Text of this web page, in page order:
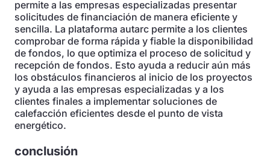
permite a las empresas especializadas presentar
solicitudes de financiación de manera eficiente y
sencilla. La plataforma autarc permite a los clientes
comprobar de forma rápida y fiable la disponibilidad
de fondos, lo que optimiza el proceso de solicitud y
recepción de fondos. Esto ayuda a reducir aún más
los obstáculos financieros al inicio de los proyectos
y ayuda a las empresas especializadas y a los
clientes finales a implementar soluciones de
calefacción eficientes desde el punto de vista
energético.
conclusión